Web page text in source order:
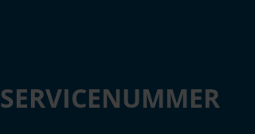
SERVICENUMMER